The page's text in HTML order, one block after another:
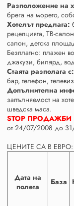
Разположение на
брега на морето,
Хотелът предлага:
рецепцията, ТВ-
салон, детска
Безплатно: плажен
джакузи, билярд,
Стаята разполага с:
бар, телефон,
Допълнителна
запълняемост на
шведска маса.
STOP ПРОДАЖБИ
от 24/07/2008 до
ЦЕНИТЕ СА В ЕВРО:
Дата на
полета
База